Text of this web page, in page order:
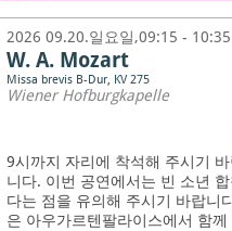
2026 09.20.일요일,09:15 - 10:35
W. A. Mozart
Missa brevis B-Dur, KV 275
Wiener Hofburgkapelle
9시까지 자리에 착석해 주시기
니다. 이번 공연에서는 빈 소년
다는 점을 유의해 주시기 바랍니
은 아우가르텐팔라이스에서 함